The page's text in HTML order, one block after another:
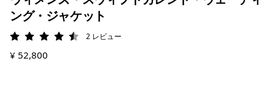
ング・ジャケット
評価: 4.5 / 5
2 レビュー
¥ 52,800